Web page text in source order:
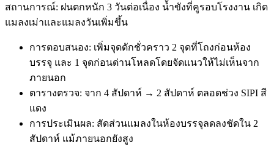
สถานการณ์: ฝนตกหนัก 3 วันต่อเนื่อง น้ำขังที่คูรอบโรงงาน เกิด
แมลงเม่าและแมลงวันเพิ่มขึ้น
การตอบสนอง: เพิ่มจุดดักชั่วคราว 2 จุดที่โถงก่อนห้อง
บรรจุ และ 1 จุดก่อนด่านโหลดโดยจัดแนวให้ไม่เห็นจาก
ภายนอก
ตารางตรวจ: จาก 4 สัปดาห์ → 2 สัปดาห์ ตลอดช่วง SIPI สี
แดง
การประเมินผล: สัดส่วนแมลงในห้องบรรจุลดลงชัดใน 2
สัปดาห์ แม้ภายนอกยังสูง